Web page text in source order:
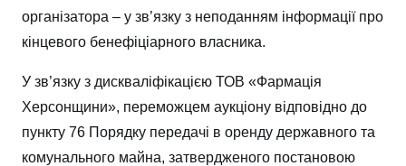
організатора – у зв’язку з неподанням інформації про
кінцевого бенефіціарного власника.
У зв’язку з дискваліфікацією ТОВ «Фармація
Херсонщини», переможцем аукціону відповідно до
пункту 76 Порядку передачі в оренду державного та
комунального майна, затвердженого постановою